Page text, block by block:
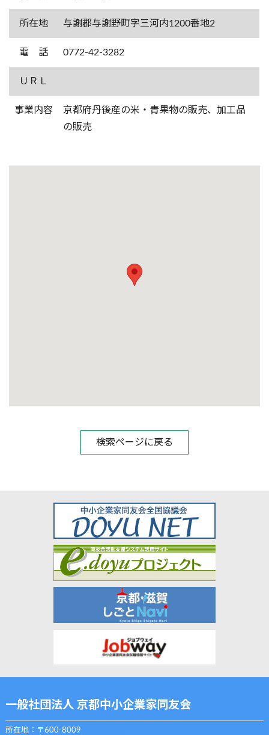
所在地 与謝郡与謝野町字三河内1200番地2
電 話 0772-42-3282
ＵＲＬ
事業内容
京都府丹後産の米・青果物の販売、加工品
の販売
検索ページに戻る
一般社団法人 京都中小企業家同友会
所在地：〒600-8009